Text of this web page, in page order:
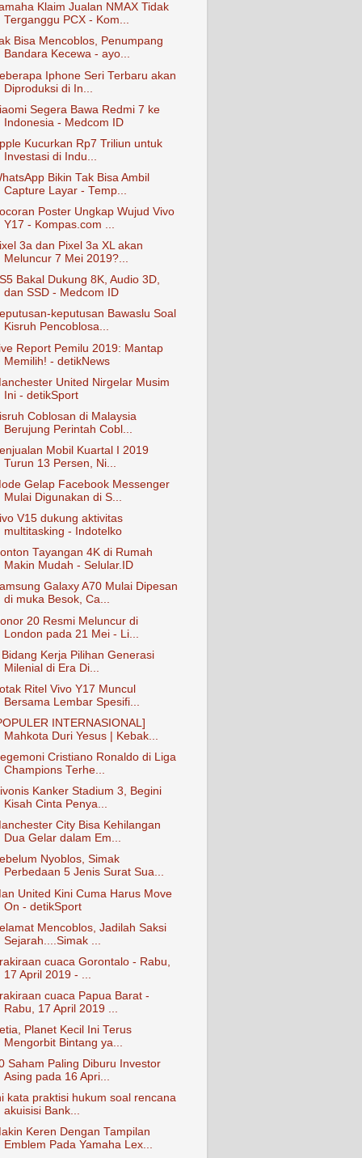
Klaim Jualan NMAX Tidak
Terganggu PCX - Kom...
Bisa Mencoblos, Penumpang
Bandara Kecewa - ayo...
Iphone Seri Terbaru akan
Diproduksi di In...
Segera Bawa Redmi 7 ke
Indonesia - Medcom ID
Kucurkan Rp7 Triliun untuk
Investasi di Indu...
Bikin Tak Bisa Ambil
Capture Layar - Temp...
Poster Ungkap Wujud Vivo
Y17 - Kompas.com ...
3a dan Pixel 3a XL akan
Meluncur 7 Mei 2019?...
Bakal Dukung 8K, Audio 3D,
dan SSD - Medcom ID
keputusan Bawaslu Soal
Kisruh Pencoblosa...
Report Pemilu 2019: Mantap
Memilih! - detikNews
United Nirgelar Musim
Ini - detikSport
Coblosan di Malaysia
Berujung Perintah Cobl...
Mobil Kuartal I 2019
Turun 13 Persen, Ni...
Gelap Facebook Messenger
Mulai Digunakan di S...
V15 dukung aktivitas
multitasking - Indotelko
Tayangan 4K di Rumah
Makin Mudah - Selular.ID
Galaxy A70 Mulai Dipesan
di muka Besok, Ca...
20 Resmi Meluncur di
London pada 21 Mei - Li...
Kerja Pilihan Generasi
Milenial di Era Di...
Ritel Vivo Y17 Muncul
Bersama Lembar Spesifi...
INTERNASIONAL]
Mahkota Duri Yesus | Kebak...
Cristiano Ronaldo di Liga
Champions Terhe...
Kanker Stadium 3, Begini
Kisah Cinta Penya...
City Bisa Kehilangan
Dua Gelar dalam Em...
Nyoblos, Simak
Perbedaan 5 Jenis Surat Sua...
United Kini Cuma Harus Move
On - detikSport
Mencoblos, Jadilah Saksi
Sejarah....Simak ...
cuaca Gorontalo - Rabu,
17 April 2019 - ...
cuaca Papua Barat -
Rabu, 17 April 2019 ...
Planet Kecil Ini Terus
Mengorbit Bintang ya...
Saham Paling Diburu Investor
Asing pada 16 Apri...
kata praktisi hukum soal rencana
akuisisi Bank...
Keren Dengan Tampilan
Emblem Pada Yamaha Lex...